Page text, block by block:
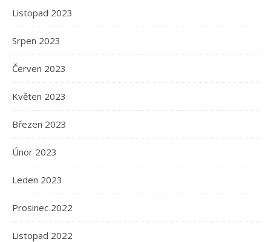
Listopad 2023
Srpen 2023
Červen 2023
Květen 2023
Březen 2023
Únor 2023
Leden 2023
Prosinec 2022
Listopad 2022